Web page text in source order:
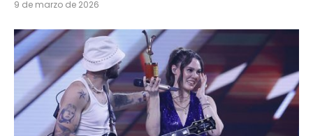
9 de marzo de 2026